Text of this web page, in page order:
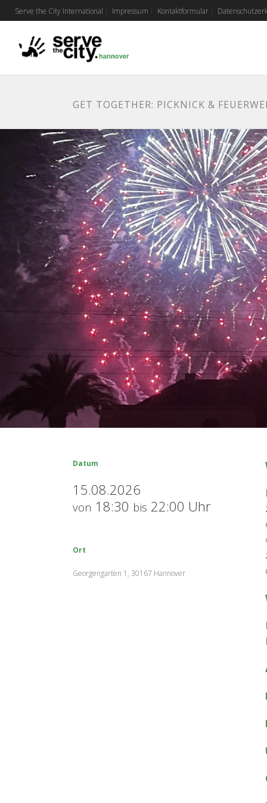
Serve the City International Impressum Kontaktformular
GET TOGETHER: PICKNICK &
Datum
15.08.2026
von 18:30 bis 22:00 Uhr
Ort
Georgengarten 1, 30167 Hannover